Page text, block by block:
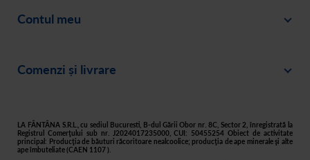
Despre noi
Recomandă un prieten
Filtre apă acasă
Contul meu
Creează-ți cont
Asistență
Comenzi și livrare
Livrare
Retur
LA FÂNTÂNA S.R.L., cu sediul Bucuresti, B-dul Gării Obor nr. 8C, Sector 2, înregistrată la
Registrul Comerţului sub nr. J2024017235000, CUI: 50455254 Obiect de activitate
principal: Producţia de băuturi răcoritoare nealcoolice; producţia de ape minerale şi alte
ape îmbuteliate (CAEN 1107 ).